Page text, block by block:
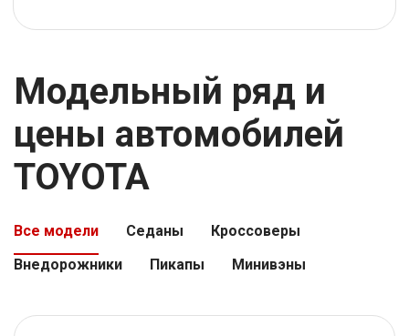
Модельный ряд и
цены автомобилей
TOYOTA
Все модели Седаны
Кроссоверы
Внедорожники
Пикапы Минивэны